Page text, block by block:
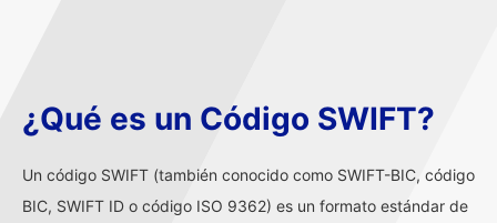
¿Qué es un Código SWIFT?
Un código SWIFT (también conocido como SWIFT-BIC, código
BIC, SWIFT ID o código ISO 9362) es un formato estándar de